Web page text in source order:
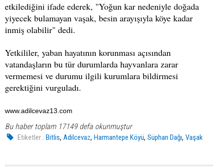
etkilediğini ifade ederek, "Yoğun kar nedeniyle doğada
yiyecek bulamayan vaşak, besin arayışıyla köye kadar
inmiş olabilir" dedi.
Yetkililer, yaban hayatının korunması açısından
vatandaşların bu tür durumlarda hayvanlara zarar
vermemesi ve durumu ilgili kurumlara bildirmesi
gerektiğini vurguladı.
www.adilcevaz13.com
Bu haber toplam 17149 defa okunmuştur
Etiketler : Bitlis,Adilcevaz,Harmantepe Köyü,Süphan Dağı,Vaşak